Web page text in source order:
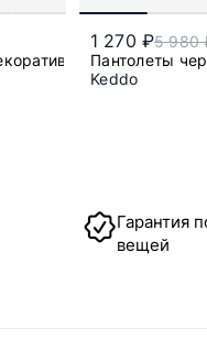
цепью
1 270 ₽5 980
Пантолеты
Keddo
Гарантия
вещей